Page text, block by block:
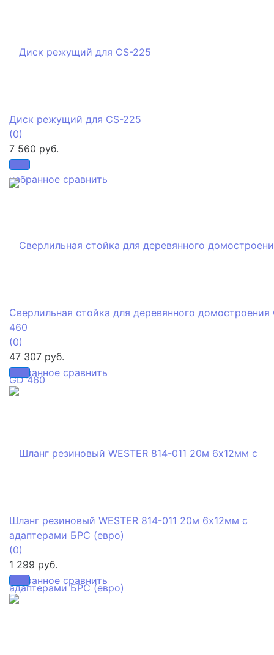
избранное сравнить
Диск режущий для CS-225
(0)
7 560 руб.
избранное сравнить
Сверлильная стойка для деревянного домостроения
460
(0)
47 307 руб.
избранное сравнить
Шланг резиновый WESTER 814-011 20м 6х12мм с
адаптерами БРС (евро)
(0)
1 299 руб.